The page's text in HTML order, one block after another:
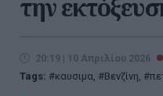
την
20:19 | 10 Απριλίου 2026
Tags:
καυσιμα, Βενζίνη,